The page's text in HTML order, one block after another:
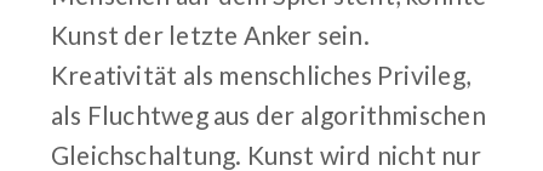
Kunst der letzte Anker sein.
Kreativität als menschliches Privileg,
als Fluchtweg aus der algorithmischen
Gleichschaltung. Kunst wird nicht nur